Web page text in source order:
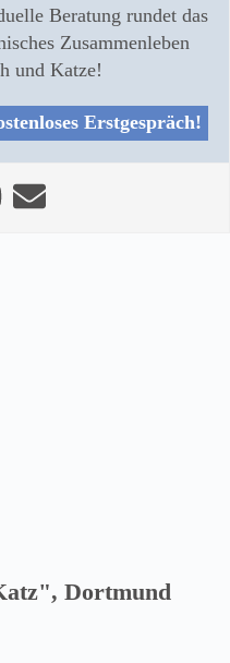
Beratung rundet das
Zusammenleben
und Katze!
Erstgespräch!
Dortmund